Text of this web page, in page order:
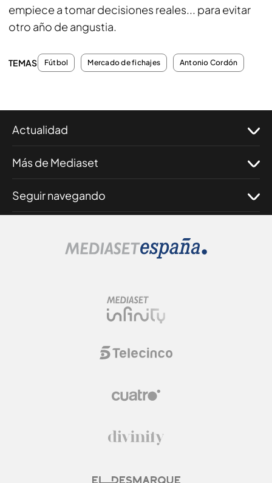
empiece a tomar decisiones reales... para evitar
otro año de angustia.
TEMAS Fútbol Mercado de fichajes Antonio Cordón
Actualidad
Más de Mediaset
Seguir navegando